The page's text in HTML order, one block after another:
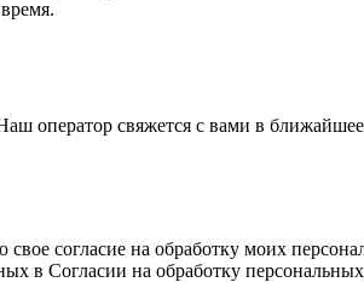
оператор свяжется с вами в
согласие на обработку моих
в Согласии на обработку